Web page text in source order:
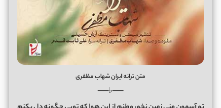
متن ترانه ایران شهاب مظفری
──♭──